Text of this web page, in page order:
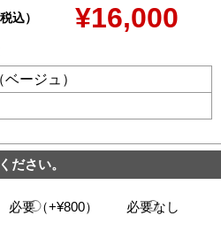
込） ¥16,000
ージュ）
ださい。
必要（+¥800） 必要なし